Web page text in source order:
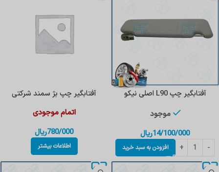
آفتابگیر چپ L90 اصلی نیکو
موجود
14/100/000ریال
افزودن به سبد خرید
آفتابگیر چپ بژ سمند شرکتی
اتمام موجودی
780/000ریال
اطلاعات بیشتر